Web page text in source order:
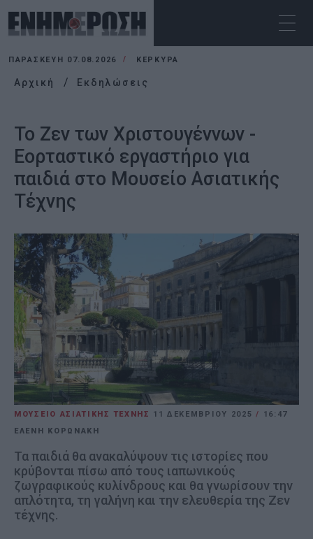
ΠΑΡΑΣΚΕΥΉ 07.08.2026 ΚΕΡΚΥΡΑ
Αρχική Εκδηλώσεις
Το Ζεν των Χριστουγέννων -
Εορταστικό εργαστήριο για
παιδιά στο Μουσείο Ασιατικής
Τέχνης
ΜΟΥΣΕΙΟ ΑΣΙΑΤΙΚΗΣ ΤΕΧΝΗΣ 11 ΔΕΚΕΜΒΡΊΟΥ 2025/
16:47
ΕΛΕΝΗ ΚΟΡΩΝΑΚΗ
Τα παιδιά θα ανακαλύψουν τις ιστορίες που
κρύβονται πίσω από τους ιαπωνικούς
ζωγραφικούς κυλίνδρους και θα γνωρίσουν την
απλότητα, τη γαλήνη και την ελευθερία της Ζεν
τέχνης.